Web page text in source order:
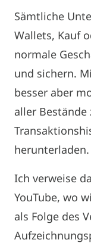
Sämtliche
Wallets, Kauf
normale
und sichern.
besser aber
aller Bestände
herunterladen.
Ich verweise
YouTube, wo
als Folge des